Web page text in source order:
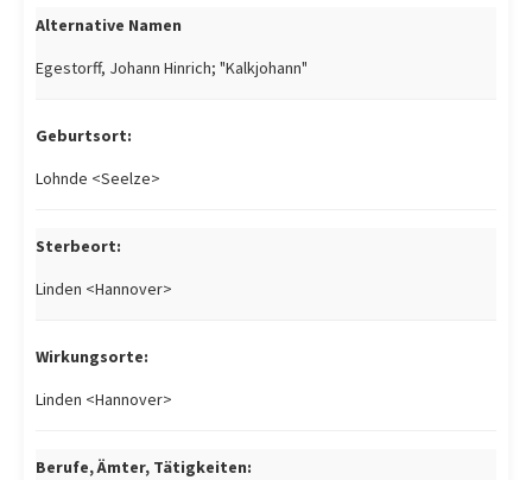
Alternative Namen
Egestorff, Johann Hinrich; "Kalkjohann"
Geburtsort:
Lohnde <Seelze>
Sterbeort:
Linden <Hannover>
Wirkungsorte:
Linden <Hannover>
Berufe, Ämter, Tätigkeiten: